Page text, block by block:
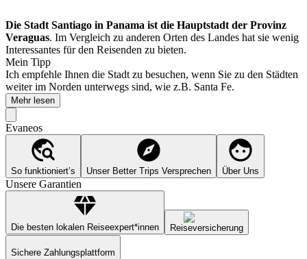
Die Stadt Santiago in Panama ist die Hauptstadt der Provinz
Veraguas. Im Vergleich zu anderen Orten des Landes hat sie wenig
Interessantes für den Reisenden zu bieten.
Mein Tipp
Ich empfehle Ihnen die Stadt zu besuchen, wenn Sie zu den Städten
weiter im Norden unterwegs sind, wie z.B. Santa Fe.
Mehr lesen
Evaneos
So funktioniert’s Unser Better Trips Versprechen Über Uns
Unsere Garantien
Die besten lokalen Reiseexpert*innen Reiseversicherung
Sichere Zahlungsplattform